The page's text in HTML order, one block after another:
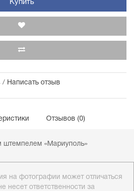
Купить
/ Написать отзыв
Отзывов (0)
штемпелем «Мариуполь»
на фотографии может отличаться
несет ответственности за